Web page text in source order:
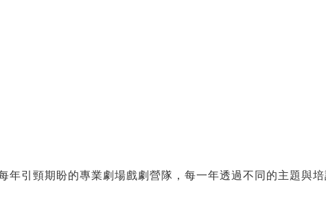
引頸期盼的專業劇場戲劇營隊，每一年透過不同的主題與